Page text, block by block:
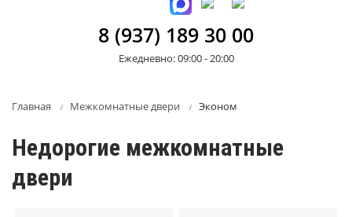
8 (937) 189 30 00
Ежедневно: 09:00 - 20:00
Главная Межкомнатные двери Эконом
Недорогие межкомнатные
двери